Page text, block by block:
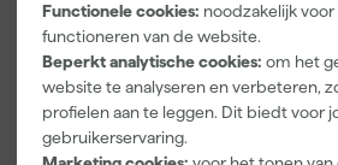
Functionele cookies: noodzakelijk
functioneren van de website.
Beperkt analytische cookies: om het
website te analyseren en verbeteren,
profielen aan te leggen. Dit biedt voor
gebruikerservaring.
Paintura
Lucamax
Washi tape -
Farrow & Ball
Kleurenwaaie